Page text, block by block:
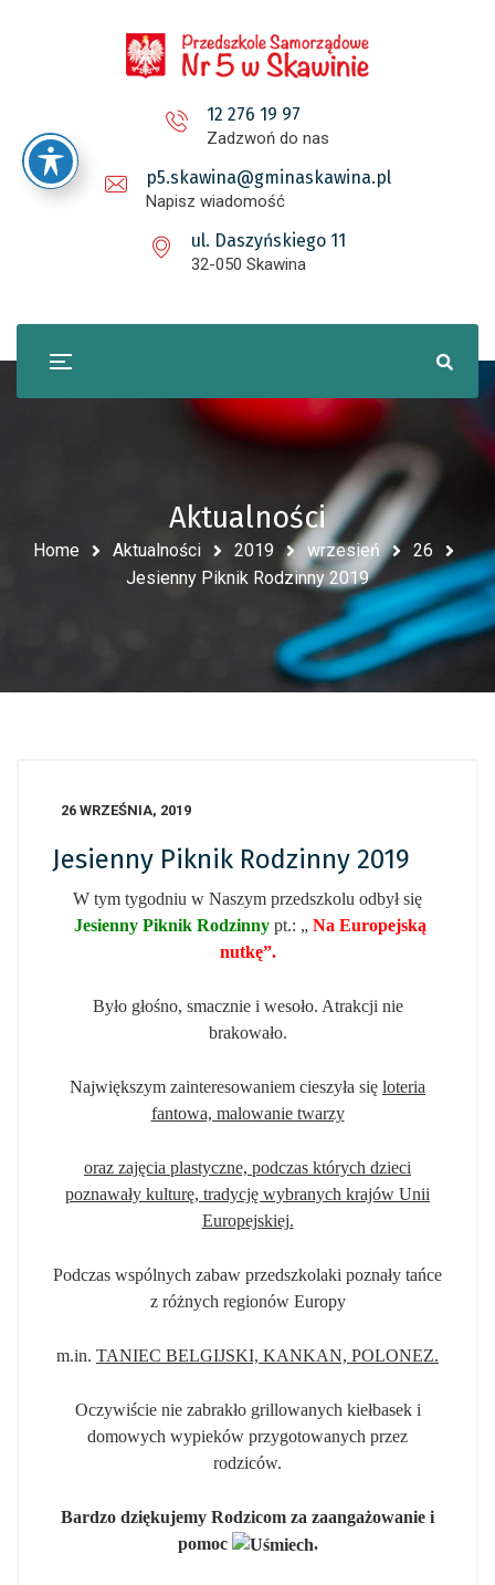
12 276 19 97
Zadzwoń do nas
p5.skawina@gminaskawina.pl
Napisz wiadomość
ul. Daszyńskiego 11
32-050 Skawina
Aktualności
Home Aktualności 2019 wrzesień
26
Jesienny Piknik Rodzinny 2019
26 WRZEŚNIA, 2019
Jesienny Piknik Rodzinny 2019
W tym tygodniu w Naszym przedszkolu odbył się
Jesienny Piknik Rodzinnypt.: „Na Europejską
nutkę”.
Było głośno, smacznie i wesoło. Atrakcji nie
brakowało.
Największym zainteresowaniem cieszyła się loteria
fantowa, malowanie twarzy
oraz zajęcia plastyczne, podczas których dzieci
poznawały kulturę, tradycję wybranych krajów Unii
Europejskiej.
Podczas wspólnych zabaw przedszkolaki poznały tańce
z różnych regionów Europy
m.in. TANIEC BELGIJSKI, KANKAN, POLONEZ.
Oczywiście nie zabrakło grillowanych kiełbasek i
domowych wypieków przygotowanych przez
rodziców.
Bardzo dziękujemy Rodzicom za zaangażowanie i
pomoc
.